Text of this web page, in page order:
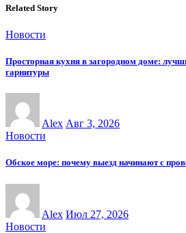
Related Story
Новости
Просторная кухня в загородном доме:
гарнитуры
Alex Авг 3, 2026
Новости
Обское море: почему выезд начинают с
Alex Июл 27, 2026
Новости